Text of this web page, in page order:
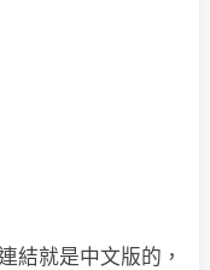
結就是中文版的，